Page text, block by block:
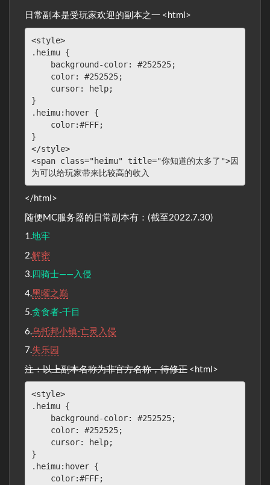
日常副本是受玩家欢迎的副本之一 <html>
<style>
.heimu {
}
.heimu:hover {
}
</style>
<span class="heimu" title="你知道的太多了">因
为可以给玩家带来比较高的收入
</html>
随便MC服务器的日常副本有：(截至2022.7.30)
1.地牢
2.解密
3.四骑士——入侵
4.黑曜之巅
5.贪食者-千目
6.乌托邦小镇-亡灵入侵
7.失乐园
注：以上副本名称为非官方名称，待修正 <html>
<style>
.heimu {
}
.heimu:hover {